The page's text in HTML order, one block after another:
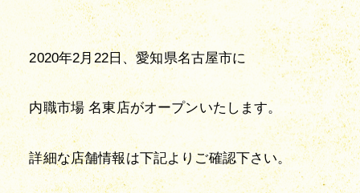
2020年2月22日、愛知県名古屋市に
内職市場 名東店がオープンいたします。
詳細な店舗情報は下記よりご確認下さい。